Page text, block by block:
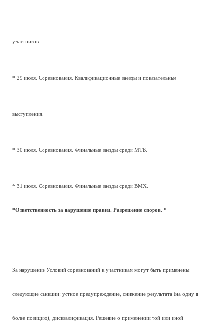
участников.
* 29 июля. Соревнования. Квалификационные заезды и показательные
выступления.
* 30 июля. Соревнования. Финальные заезды среди МТБ.
* 31 июля. Соревнования. Финальные заезды среди BMX.
*Ответственность за нарушение правил. Разрешение споров. *
За нарушение Условий соревнований к участникам могут быть применены
следующие санкции: устное предупреждение, снижение результата (на одну и
более позицию), дисквалификация. Решение о применении той или иной